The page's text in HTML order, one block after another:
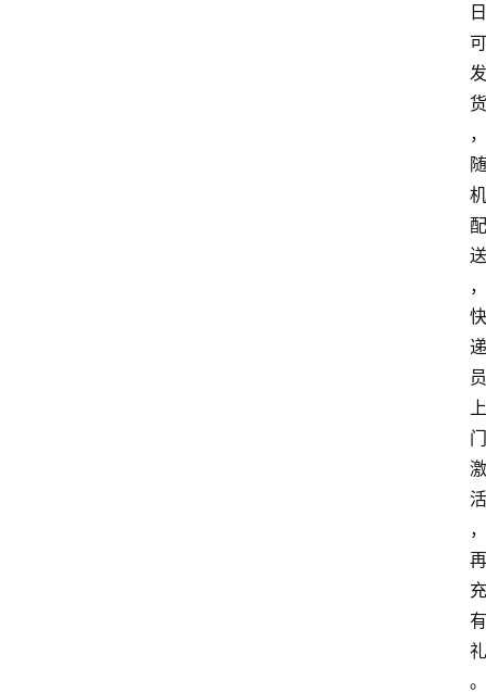
日
可
发
货
，
随
机
配
送
，
快
递
员
上
门
激
活
，
再
充
有
礼
。